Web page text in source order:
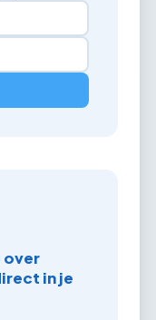
over
in je